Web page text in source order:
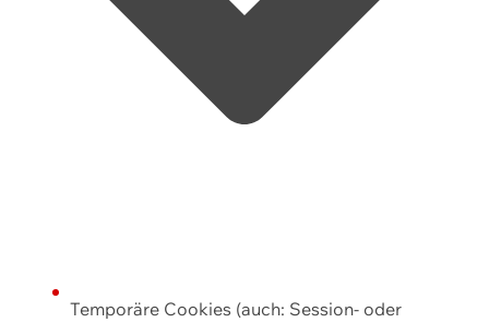
Temporäre Cookies (auch: Session- oder